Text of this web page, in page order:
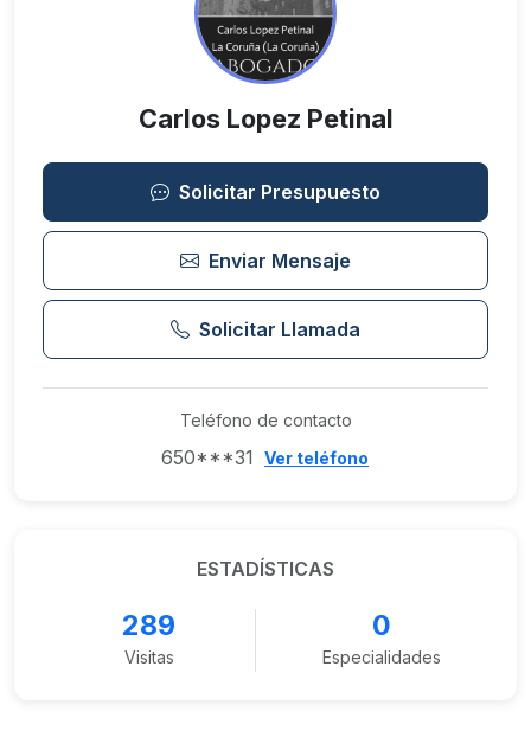
Carlos Lopez Petinal
Solicitar Presupuesto
Enviar Mensaje
Solicitar Llamada
Teléfono de contacto
650***31 Ver teléfono
ESTADÍSTICAS
289
Visitas
0
Especialidades